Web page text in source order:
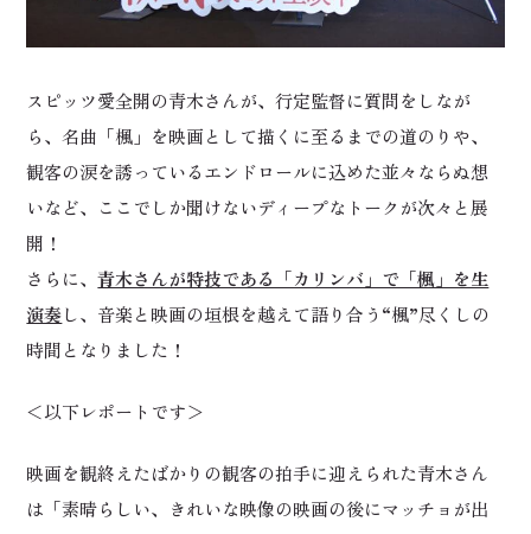
スピッツ愛全開の青木さんが、行定監督に質問をしなが
ら、名曲「楓」を映画として描くに至るまでの道のりや、
観客の涙を誘っているエンドロールに込めた並々ならぬ想
いなど、ここでしか聞けないディープなトークが次々と展
開！
さらに、青木さんが特技である「カリンバ」で「楓」を生
演奏し、音楽と映画の垣根を越えて語り合う“楓”尽くしの
時間となりました！
＜以下レポートです＞
映画を観終えたばかりの観客の拍手に迎えられた青木さん
は「素晴らしい、きれいな映像の映画の後にマッチョが出